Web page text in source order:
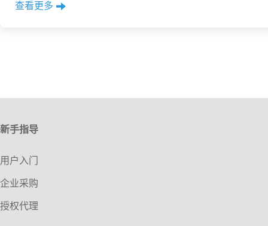
查看更多
新手指导
用户入门
企业采购
授权代理